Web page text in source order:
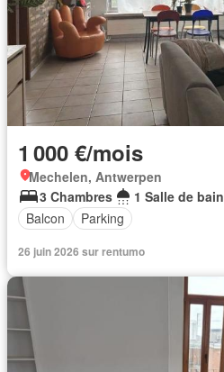
1 000 €/mois
Mechelen, Antwerpen
3 Chambres
1 Salle de bain
Balcon
Parking
26 juin 2026 sur rentumo